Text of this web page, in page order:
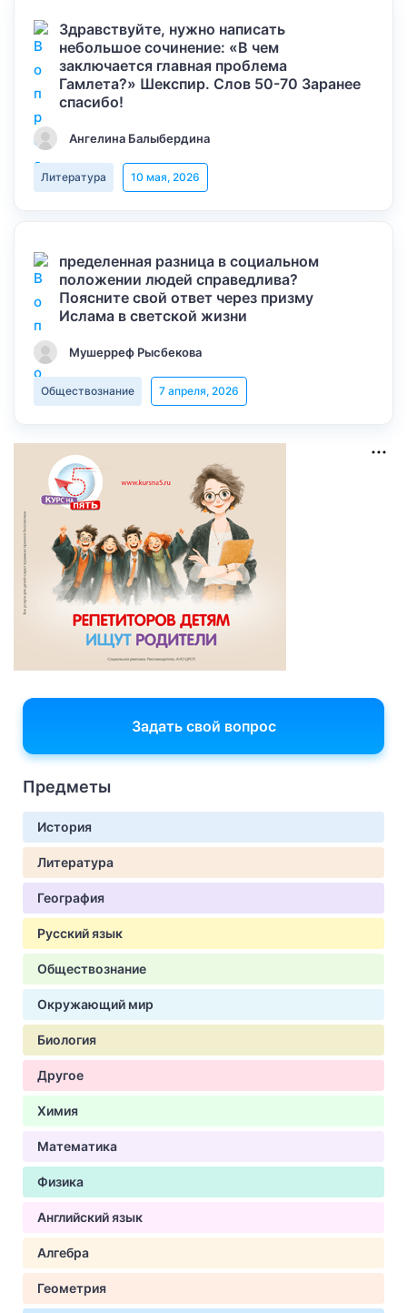
Здравствуйте, нужно написать
небольшое сочинение: «В чем
заключается главная проблема
Гамлета?» Шекспир. Слов 50-70 Заранее
спасибо!
Ангелина Балыбердина
Литература 10 мая, 2026
пределенная разница в социальном
положении людей справедлива?
Поясните свой ответ через призму
Ислама в светской жизни
Мушерреф Рысбекова
Обществознание 7 апреля, 2026
Задать свой вопрос
Предметы
История
Литература
География
Русский язык
Обществознание
Окружающий мир
Биология
Другое
Химия
Математика
Физика
Английский язык
Алгебра
Геометрия